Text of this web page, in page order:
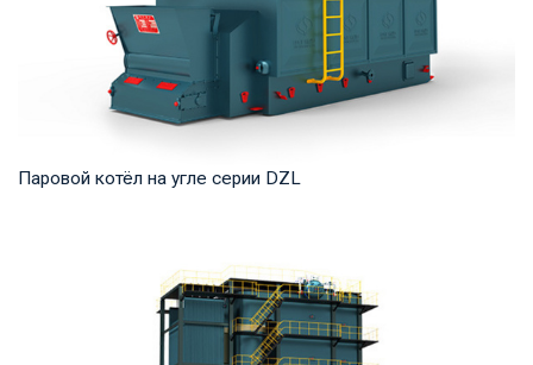
Паровой котёл на угле серии DZL
продукта: 2–20 т/ч Температура на выходе: ...